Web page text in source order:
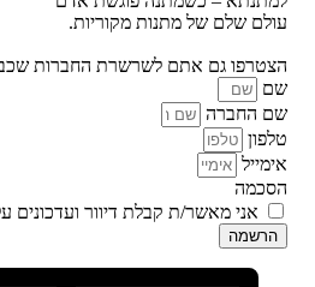
עולם שלם של מתנות מקוריות.
הצטרפו גם אתם לשרשרת החברות
שם
שם החברה
טלפון
אימייל
הסכמה
אני מאשר/ת קבלת דיוור ועדכונים
הרשמה